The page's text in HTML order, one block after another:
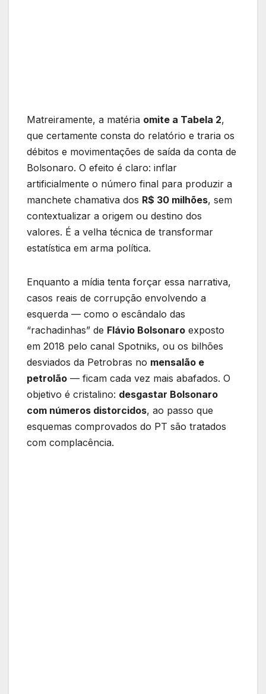
Matreiramente, a matéria omite a Tabela 2,
que certamente consta do relatório e traria os
débitos e movimentações de saída da conta de
Bolsonaro. O efeito é claro: inflar
artificialmente o número final para produzir a
manchete chamativa dos R$ 30 milhões, sem
contextualizar a origem ou destino dos
valores. É a velha técnica de transformar
estatística em arma política.
Enquanto a mídia tenta forçar essa narrativa,
casos reais de corrupção envolvendo a
esquerda — como o escândalo das
“rachadinhas” de Flávio Bolsonaro exposto
em 2018 pelo canal Spotniks, ou os bilhões
desviados da Petrobras no mensalão e
petrolão — ficam cada vez mais abafados. O
objetivo é cristalino: desgastar Bolsonaro
com números distorcidos, ao passo que
esquemas comprovados do PT são tratados
com complacência.